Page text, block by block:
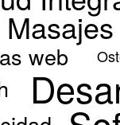
Masajes
web